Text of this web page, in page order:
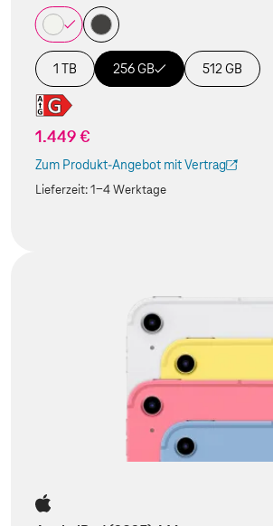
1 TB 256 GB 512 GB
1.449 €
Zum Produkt-Angebot mit Vertrag
(Der Link wird in einem neuen Tab geöffnet)
Lieferzeit:1-4 Werktage